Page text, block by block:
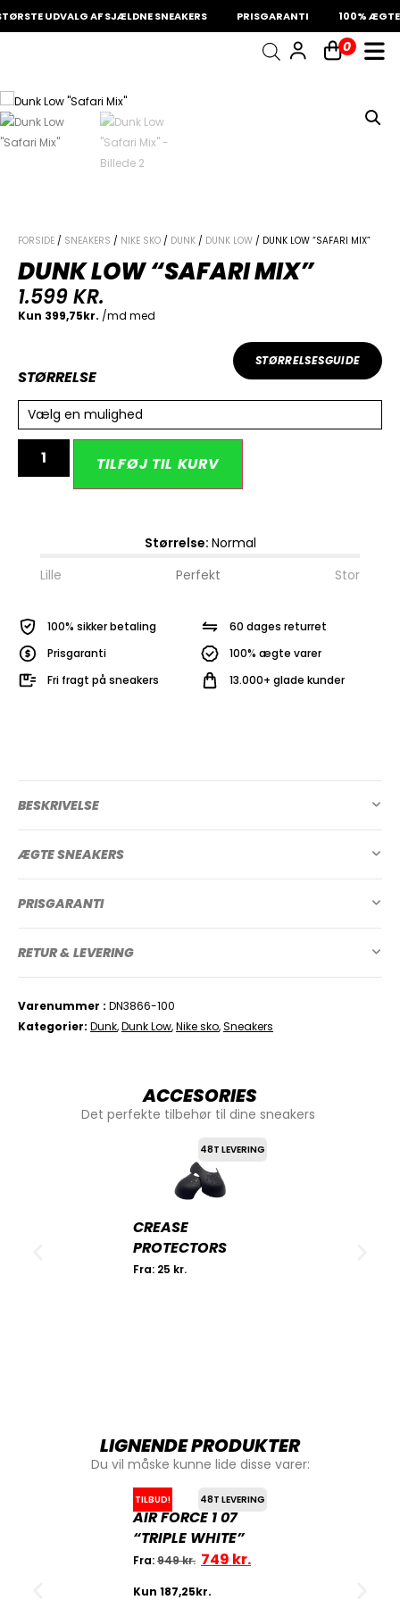
UDVALG AF SJÆLDNE SNEAKERS PRISGARANTI 100% ÆGTE
0
Din kurv er tom.
FORSIDE / SNEAKERS / NIKE SKO / DUNK / DUNK LOW / DUNK LOW “SAFARI MIX”
DUNK LOW “SAFARI MIX”
1.599KR.
STØRRELSESGUIDE
STØRRELSE
Vælg en mulighed
TILFØJ TIL KURV
Størrelse: Normal
Lille
Perfekt Stor
100% sikker betaling
Prisgaranti
Fri fragt på sneakers
60 dages returret
100% ægte varer
13.000+ glade kunder
BESKRIVELSE
ÆGTE SNEAKERS
PRISGARANTI
RETUR & LEVERING
Varenummer
DN3866-100
Kategorier Dunk,Dunk Low,Nike sko,Sneakers
ACCESORIES
Det perfekte tilbehør til dine sneakers
48T LEVERING
CREASE
PROTECTORS
Fra: 25 kr.
LIGNENDE PRODUKTER
Du vil måske kunne lide disse varer:
TILBUD! 48T LEVERING
AIR FORCE 1 07
“TRIPLE WHITE”
Fra:949kr. 749 kr.